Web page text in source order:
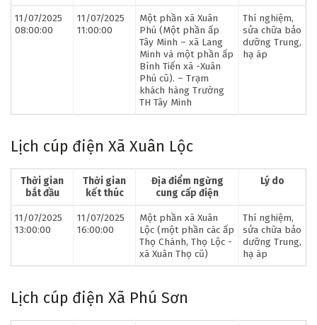
11/07/2025
08:00:00
11/07/2025
11:00:00
Một phần xã Xuân
Phú (Một phần ấp
Tây Minh – xã Lang
Minh và một phần ấp
Bình Tiến xã -Xuân
Phú cũ). – Trạm
khách hàng Trường
TH Tây Minh
Thí nghiệm,
sửa chữa bảo
dưỡng Trung,
hạ áp
Lịch cúp điện Xã Xuân Lộc
Thời gian
bắt đầu
Thời gian
kết thúc
Địa điểm ngừng
cung cấp điện
Lý do
11/07/2025
13:00:00
11/07/2025
16:00:00
Một phần xã Xuân
Lộc (một phần các ấp
Thọ Chánh, Thọ Lộc -
xã Xuân Thọ cũ)
Thí nghiệm,
sửa chữa bảo
dưỡng Trung,
hạ áp
Lịch cúp điện Xã Phú Sơn